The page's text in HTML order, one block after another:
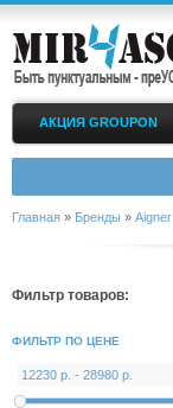
АКЦИЯ GROUPON
Главная » Бренды » Aigner
Фильтр товаров:
ФИЛЬТР ПО ЦЕНЕ